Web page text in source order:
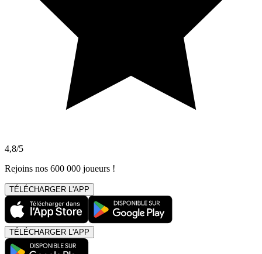
4,8/5
Rejoins nos 600 000 joueurs !
TÉLÉCHARGER L'APP
TÉLÉCHARGER L'APP